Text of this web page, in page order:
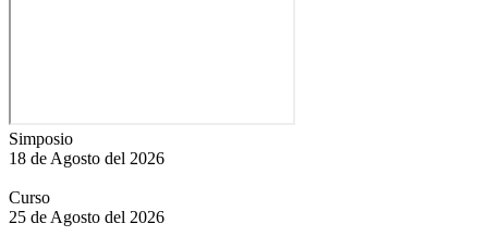
Simposio
18 de Agosto del 2026
Curso
25 de Agosto del 2026